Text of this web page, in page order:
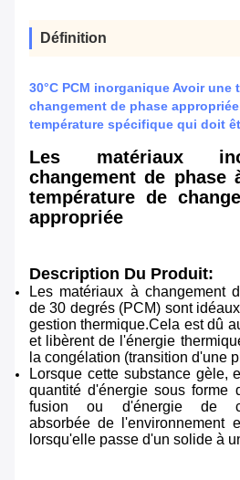
Définition
30°C PCM inorganique Avoir une
changement de phase
température spécifique qui doit
Les matériaux
changement de phase
température de
appropriée
Description Du Produit:
Les matériaux à changement
de 30 degrés (PCM) sont
gestion thermique.Cela est dû
et libèrent de l'énergie
la congélation (transition d'une
Lorsque cette substance gèle,
quantité d'énergie sous forme
fusion ou d'énergie de
absorbée de l'environnement
lorsqu'elle passe d'un solide à